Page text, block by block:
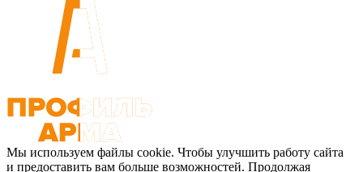
Мы используем файлы cookie. Чтобы улучшить работу сайта
и предоставить вам больше возможностей. Продолжая